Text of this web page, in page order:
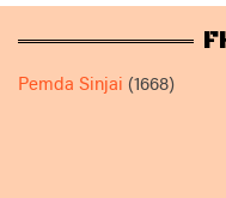
Pemda Sinjai (1668)